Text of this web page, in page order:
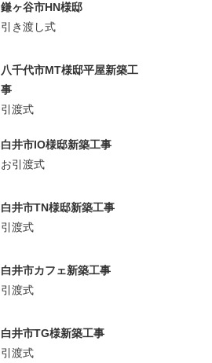
鎌ヶ谷市HN様邸
引き渡し式
八千代市MT様邸平屋新築工
事
引渡式
白井市IO様邸新築工事
お引渡式
白井市TN様邸新築工事
引渡式
白井市カフェ新築工事
引渡式
白井市TG様新築工事
引渡式